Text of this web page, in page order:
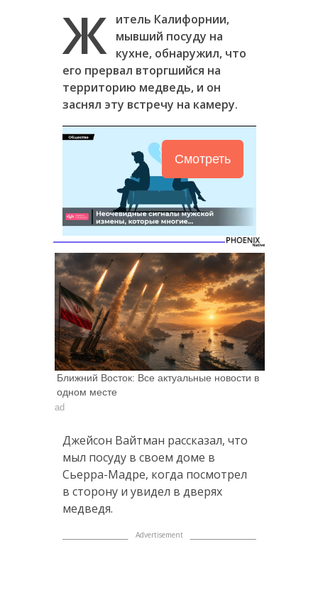
Ж
итель Калифорнии,
мывший посуду на
кухне, обнаружил, что
его прервал вторгшийся на
территорию медведь, и он
заснял эту встречу на камеру.
Смотреть
Ближний Восток: Все актуальные новости в
одном месте
ad
Джейсон Вайтман рассказал, что
мыл посуду в своем доме в
Сьерра-Мадре, когда посмотрел
в сторону и увидел в дверях
медведя.